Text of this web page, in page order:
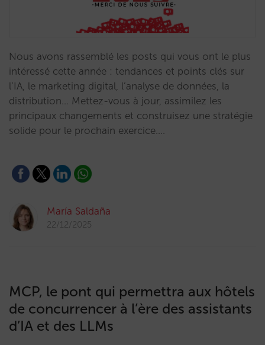
Nous avons rassemblé les posts qui vous ont le plus
intéressé cette année : tendances et points clés sur
l’IA, le marketing digital, l’analyse de données, la
distribution… Mettez-vous à jour, assimilez les
principaux changements et construisez une stratégie
solide pour le prochain exercice.…
María Saldaña
22/12/2025
MCP, le pont qui permettra aux hôtels
de concurrencer à l’ère des assistants
d’IA et des LLMs